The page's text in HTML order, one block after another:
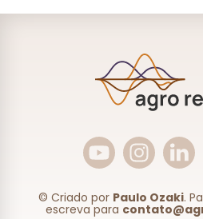
© Criado por Paulo Ozaki.
escreva para